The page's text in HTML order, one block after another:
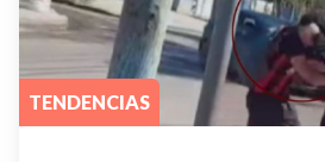
TENDENCIAS